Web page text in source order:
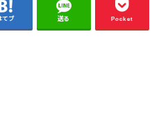
てブ 送る Pocket